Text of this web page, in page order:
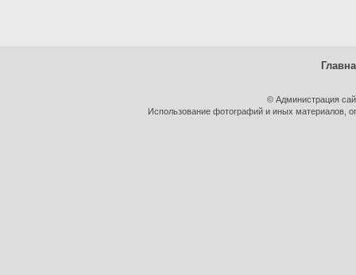
© Администрация
Использование фотографий и иных материалов,